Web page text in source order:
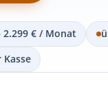
2.299 € / Monat